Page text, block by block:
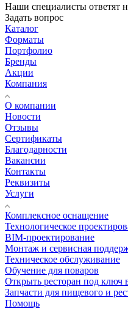
Наши специалисты ответят
Задать вопрос
Каталог
Форматы
Портфолио
Бренды
Акции
Компания
О компании
Новости
Отзывы
Сертификаты
Благодарности
Вакансии
Контакты
Реквизиты
Услуги
Комплексное оснащение
Технологическое
BIM-проектирование
Монтаж и сервисная
Техническое обслуживание
Обучение для поваров
Открыть ресторан под ключ
Запчасти для пищевого и
Помощь